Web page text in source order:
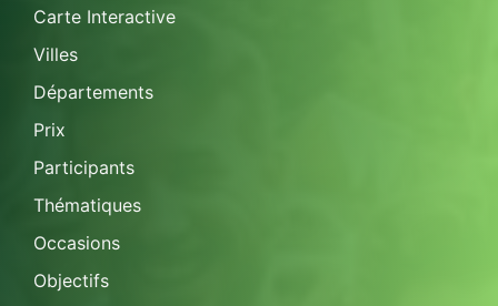
Carte Interactive
Villes
Départements
Prix
Participants
Thématiques
Occasions
Objectifs